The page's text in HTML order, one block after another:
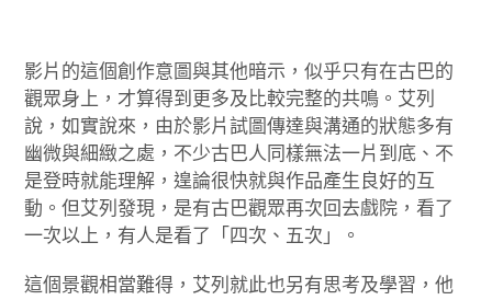
影片的這個創作意圖與其他暗示，似乎只有在古巴的
觀眾身上，才算得到更多及比較完整的共鳴。艾列
說，如實說來，由於影片試圖傳達與溝通的狀態多有
幽微與細緻之處，不少古巴人同樣無法一片到底、不
是登時就能理解，遑論很快就與作品產生良好的互
動。但艾列發現，是有古巴觀眾再次回去戲院，看了
一次以上，有人是看了「四次、五次」。
這個景觀相當難得，艾列就此也另有思考及學習，他